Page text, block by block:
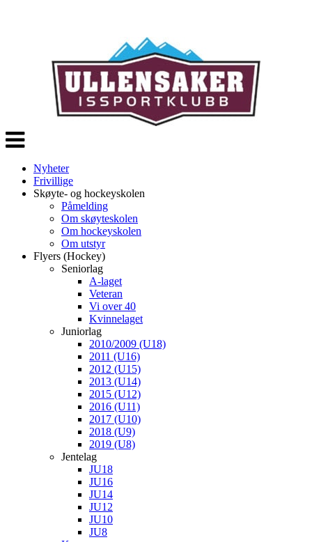
Veksle
navigasjon
Nyheter
Frivillige
Skøyte- og hockeyskolen
Påmelding
Om skøyteskolen
Om hockeyskolen
Om utstyr
Flyers (Hockey)
Seniorlag
A-laget
Veteran
Vi over 40
Kvinnelaget
Juniorlag
2010/2009 (U18)
2011 (U16)
2012 (U15)
2013 (U14)
2015 (U12)
2016 (U11)
2017 (U10)
2018 (U9)
2019 (U8)
Jentelag
JU18
JU16
JU14
JU12
JU10
JU8